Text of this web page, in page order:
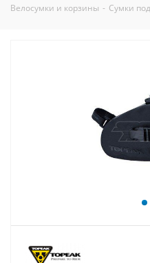
Велосумки и корзины - Сумки